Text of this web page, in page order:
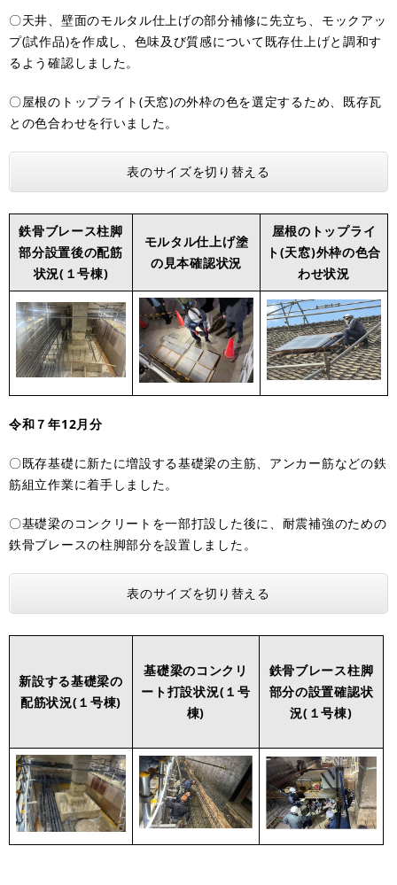
〇天井、壁面のモルタル仕上げの部分補修に先立ち、モックアッ
プ(試作品)を作成し、色味及び質感について既存仕上げと調和す
るよう確認しました。
〇屋根のトップライト(天窓)の外枠の色を選定するため、既存瓦
との色合わせを行いました。
表のサイズを切り替える
鉄骨ブレース柱脚
部分設置後の配筋
状況(１号棟)
モルタル仕上げ塗
の見本確認状況
屋根のトップライ
ト(天窓)外枠の色合
わせ状況
令和７年12月分
〇既存基礎に新たに増設する基礎梁の主筋、アンカー筋などの鉄
筋組立作業に着手しました。
〇基礎梁のコンクリートを一部打設した後に、耐震補強のための
鉄骨ブレースの柱脚部分を設置しました。
表のサイズを切り替える
新設する基礎梁の
配筋状況(１号棟)
基礎梁のコンクリ
ート打設状況(１号
棟)
鉄骨ブレース柱脚
部分の設置確認状
況(１号棟)